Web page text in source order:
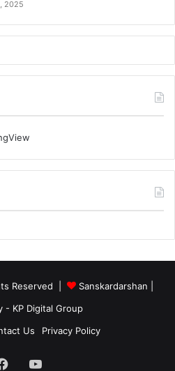
2025
Reserved | Sanskardarshan
- KP Digital Group
Us Privacy Policy
FacebookYouTube